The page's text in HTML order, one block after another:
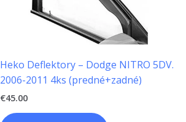
Heko Deflektory – Dodge NITRO 5DV.
2006-2011 4ks (predné+zadné)
€45.00